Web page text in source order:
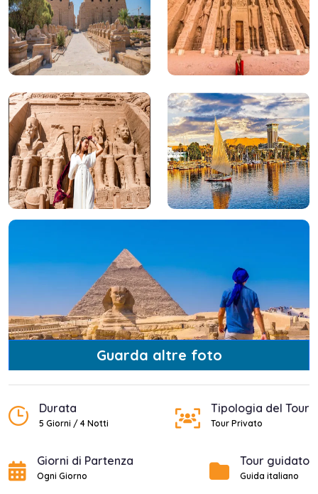
Guarda altre foto
Durata
5 Giorni / 4 Notti
Tipologia del Tour
Tour Privato
Giorni di Partenza
Ogni Giorno
Tour guidato
Guida italiano